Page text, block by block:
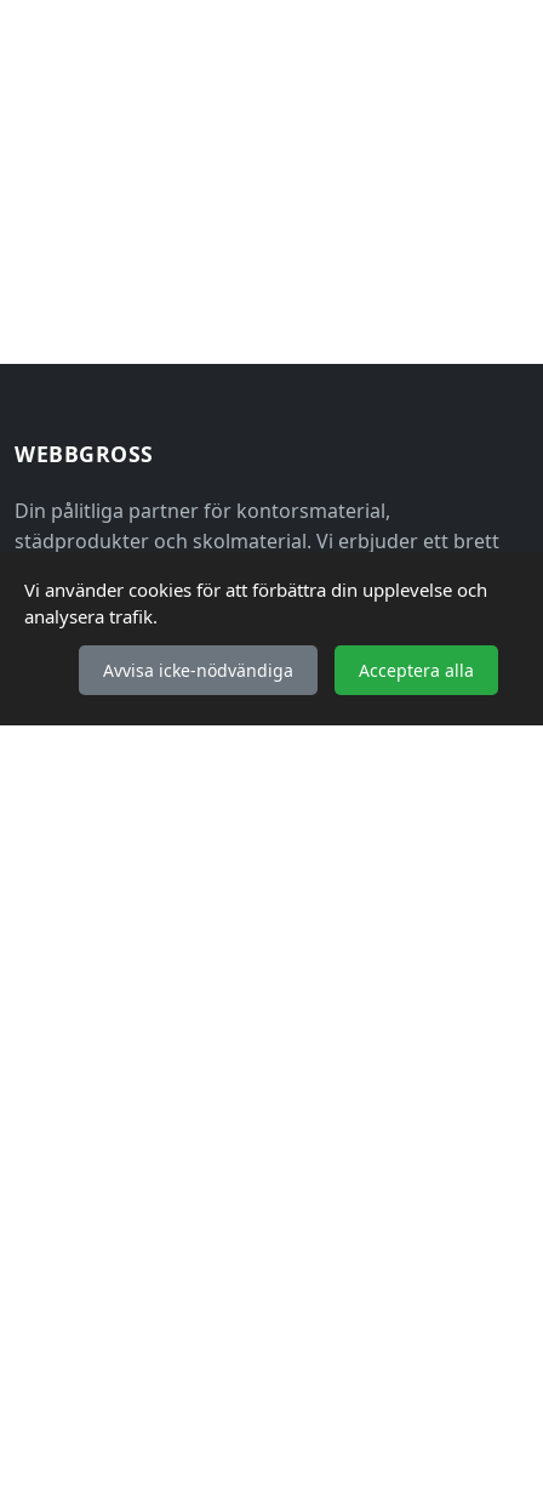
WEBBGROSS
Din pålitliga partner för kontorsmaterial,
städprodukter och skolmaterial. Vi erbjuder ett brett
både företag och privatpersoner.
Vi använder cookies för att förbättra din upplevelse och
analysera trafik.
Avvisa icke-nödvändiga Acceptera alla